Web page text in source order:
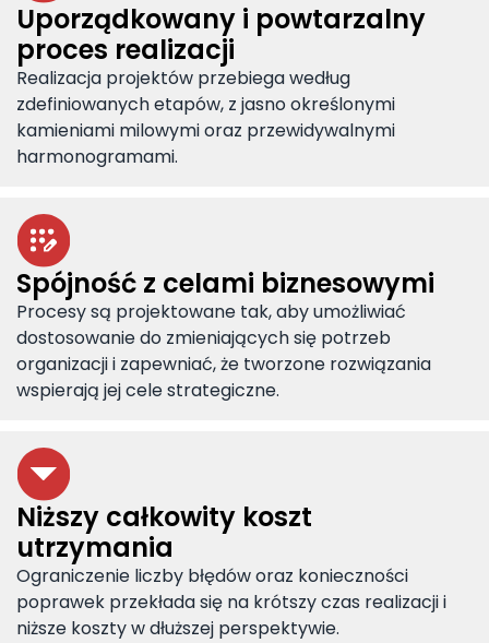
Uporządkowany i powtarzalny
proces realizacji
Realizacja projektów przebiega według
zdefiniowanych etapów, z jasno określonymi
kamieniami milowymi oraz przewidywalnymi
harmonogramami.
Spójność z celami biznesowymi
Procesy są projektowane tak, aby umożliwiać
dostosowanie do zmieniających się potrzeb
organizacji i zapewniać, że tworzone rozwiązania
wspierają jej cele strategiczne.
Niższy całkowity koszt
utrzymania
Ograniczenie liczby błędów oraz konieczności
poprawek przekłada się na krótszy czas realizacji i
niższe koszty w dłuższej perspektywie.